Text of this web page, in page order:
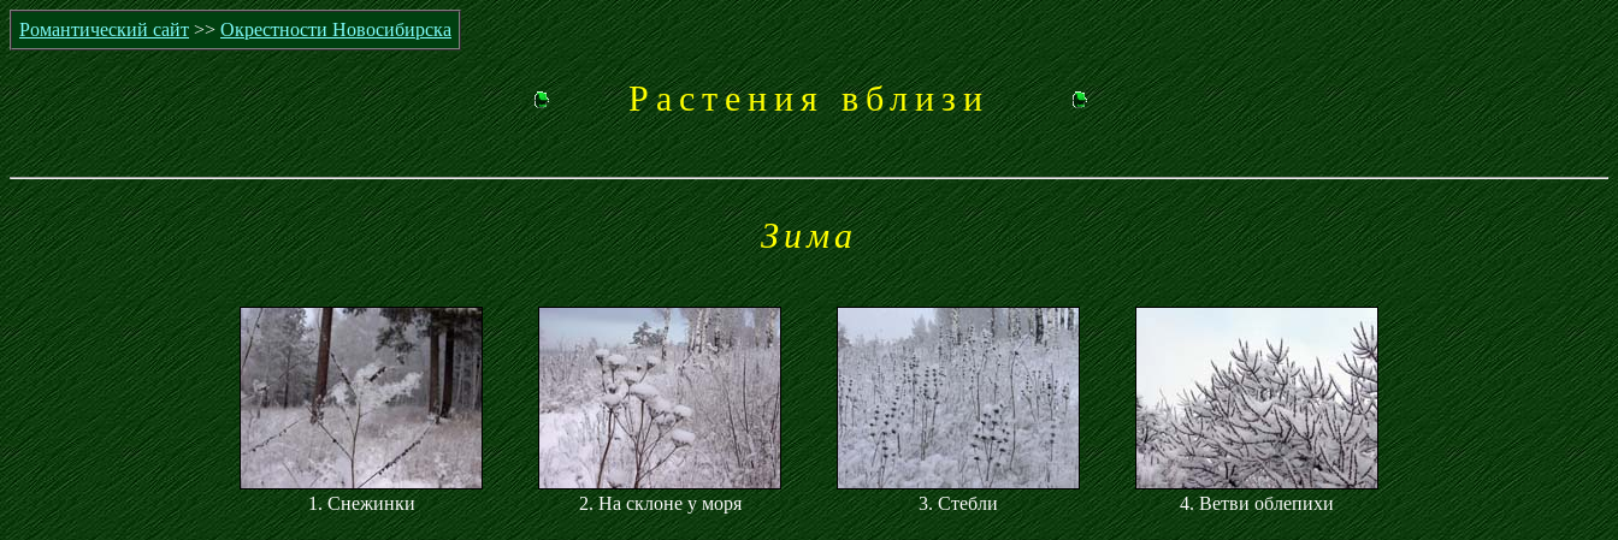
Романтический сайт >> Окрестности Новосибирска
Растения вблизи
Зима
1. Снежинки 2. На склоне у моря 3. Стебли 4. Ветви облепихи